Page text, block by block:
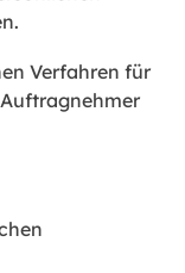
Verfahren für